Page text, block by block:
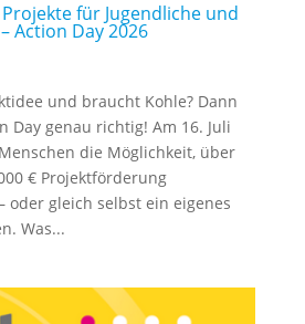
für Jugendliche und
Action Day 2026
und braucht Kohle? Dann
Day genau richtig! Am 16. Juli
die Möglichkeit, über
€ Projektförderung
oder gleich selbst ein eigenes
Was...